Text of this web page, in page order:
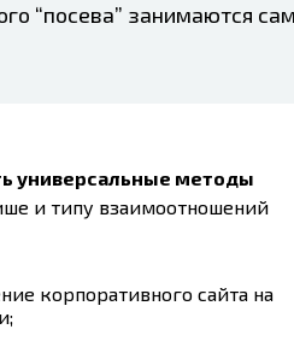
“посева” занимаются
универсальные методы
и типу взаимоотношений
корпоративного сайта на